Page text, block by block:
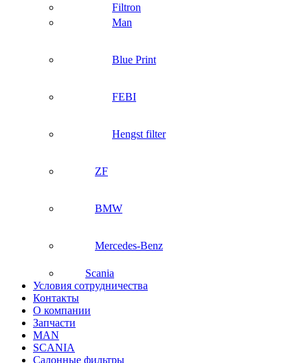
Filtron
Man
Blue Print
FEBI
Hengst filter
ZF
BMW
Mercedes-Benz
Scania
Условия сотрудничества
Контакты
О компании
Запчасти
MAN
SCANIA
Салонные фильтры